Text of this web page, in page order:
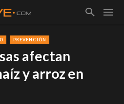
PREVENCIÓN
afectan
y arroz en